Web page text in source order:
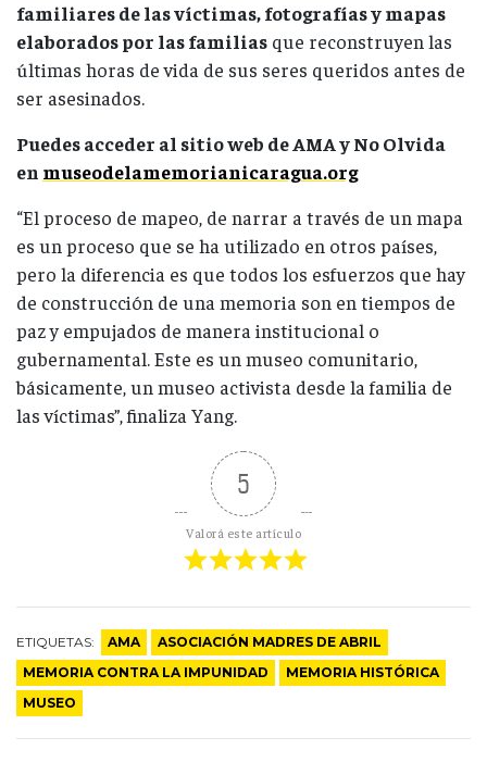
familiares de las víctimas, fotografías y mapas
elaborados por las familias que reconstruyen las
últimas horas de vida de sus seres queridos antes de
ser asesinados.
Puedes acceder al sitio web de AMA y No Olvida
en museodelamemorianicaragua.org
“El proceso de mapeo, de narrar a través de un mapa
es un proceso que se ha utilizado en otros países,
pero la diferencia es que todos los esfuerzos que hay
de construcción de una memoria son en tiempos de
paz y empujados de manera institucional o
gubernamental. Este es un museo comunitario,
básicamente, un museo activista desde la familia de
las víctimas”, finaliza Yang.
5
Valorá este artículo
ETIQUETAS: AMA
ASOCIACIÓN MADRES DE ABRIL
MEMORIA CONTRA LA IMPUNIDAD
MEMORIA HISTÓRICA
MUSEO